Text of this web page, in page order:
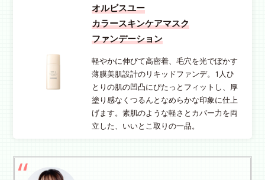
オルビスユー
カラースキンケアマスク
ファンデーション
軽やかに伸びて高密着、毛穴を光でぼかす
薄膜美肌設計のリキッドファンデ。1人ひ
とりの肌の凹凸にぴたっとフィットし、厚
塗り感なくつるんとなめらかな印象に仕上
げます。素肌のような軽さとカバー力を両
立した、いいとこ取りの一品。